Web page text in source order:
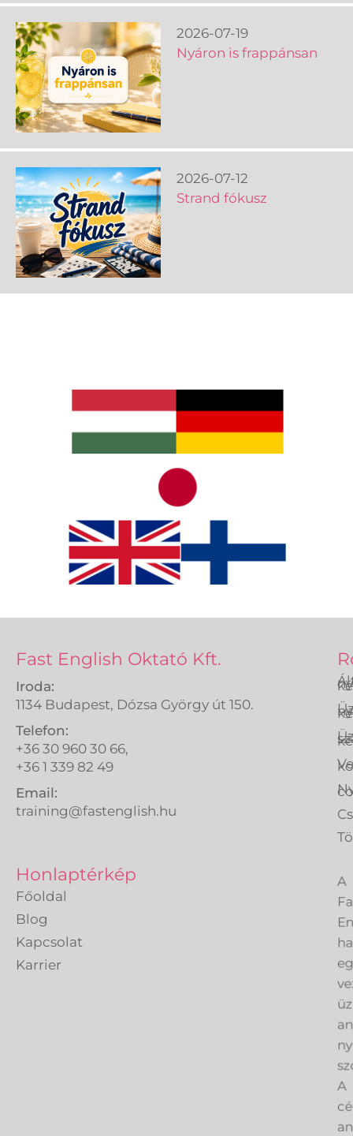
2026-07-19
Nyáron is frappánsan
2026-07-12
Strand fókusz
Fast English Oktató Kft.
Iroda:
1134 Budapest, Dózsa György út 150.
Telefon:
+36 30 960 30 66,
+36 1 339 82 49
Email:
training@fastenglish.hu
Honlaptérkép
Főoldal
Blog
Kapcsolat
Karrier
A